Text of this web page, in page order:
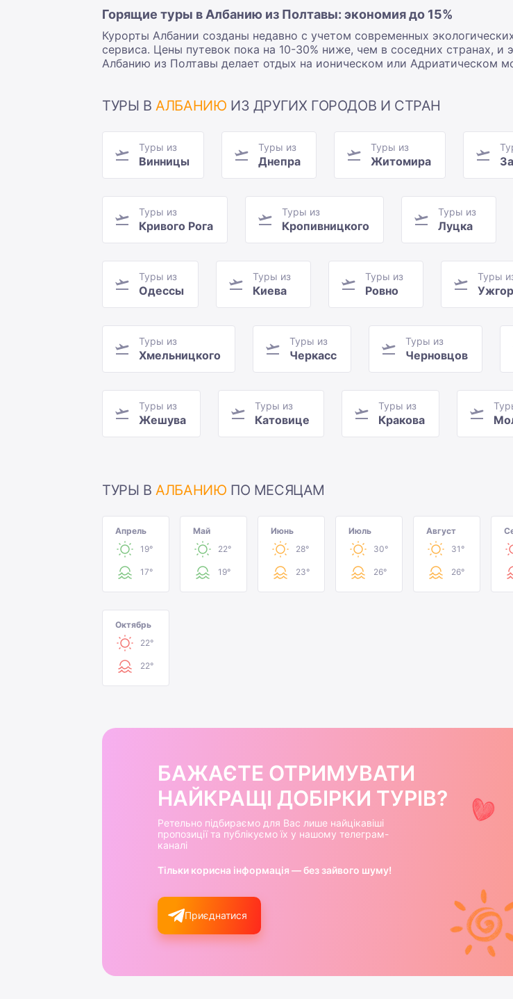
Горящие туры в Албанию из Полтавы: экономия до 15%
Курорты Албании созданы недавно с учетом современных
сервиса. Цены путевок пока на 10-30% ниже, чем в соседних странах, и
Албанию из Полтавы делает отдых на ионическом или Адриатическом
ТУРЫ ВАЛБАНИЮ ИЗ ДРУГИХ ГОРОДОВ И СТРАН
Туры из
Винницы
Туры из
Днепра
Туры из
Житомира
Туры из
Кривого Рога
Туры из
Кропивницкого
Туры из
Луцка
Туры из
Одессы
Туры из
Киева
Туры из
Ровно
Туры
Туры из
Хмельницкого
Туры из
Черкасс
Туры из
Черновцов
Туры из
Жешува
Туры из
Катовице
Туры из
Кракова
ТУРЫ ВАЛБАНИЮ ПО МЕСЯЦАМ
Апрель
19°
17°
Май
22°
19°
Июнь
28°
23°
Июль
30°
26°
Август
31°
26°
Октябрь
22°
22°
БАЖАЄТЕ ОТРИМУВАТИ
НАЙКРАЩІ ДОБІРКИ ТУРІВ?
Ретельно підбираємо для Вас лише найцікавіші
пропозиції та публікуємо їх у нашому телеграм-
каналі
Тільки корисна інформація — без зайвого шуму!
Приєднатися